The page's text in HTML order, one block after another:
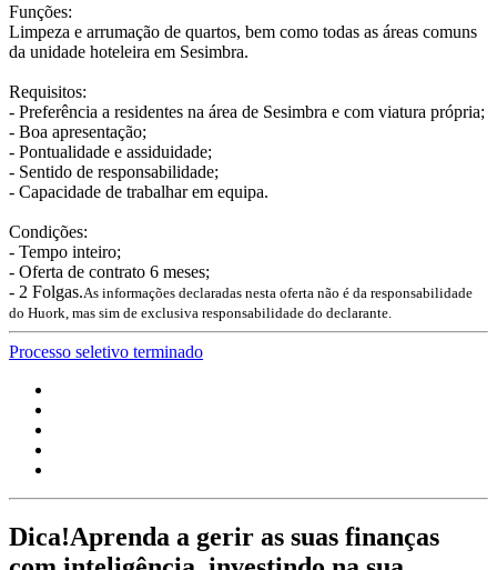
Funções:
Limpeza e arrumação de quartos, bem como todas as áreas comuns
da unidade hoteleira em Sesimbra.
Requisitos:
- Preferência a residentes na área de Sesimbra e com viatura própria;
- Boa apresentação;
- Pontualidade e assiduidade;
- Sentido de responsabilidade;
- Capacidade de trabalhar em equipa.
Condições:
- Tempo inteiro;
- Oferta de contrato 6 meses;
- 2 Folgas.As informações declaradas nesta oferta não é da responsabilidade
do Huork, mas sim de exclusiva responsabilidade do declarante.
Processo seletivo terminado
Dica!Aprenda a gerir as suas finanças